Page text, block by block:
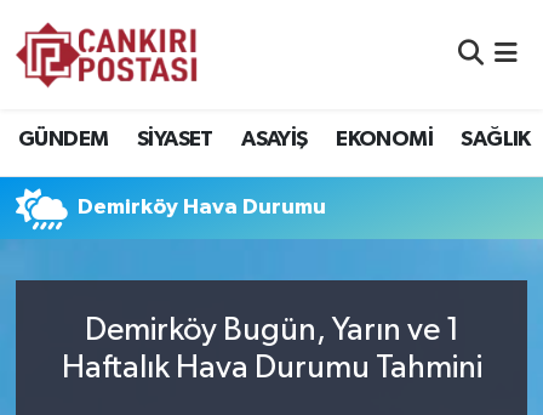
GÜNDEM SİYASET ASAYİŞ EKONOMİ SAĞLIK
Demirköy Hava Durumu
Demirköy Bugün, Yarın ve 1
Haftalık Hava Durumu Tahmini
ASAYİŞ
EKONOMİ
SAĞLIK
Namaz Vakitleri
Trafik Durumu
Süper Lig Puan Durumu ve Fikstür